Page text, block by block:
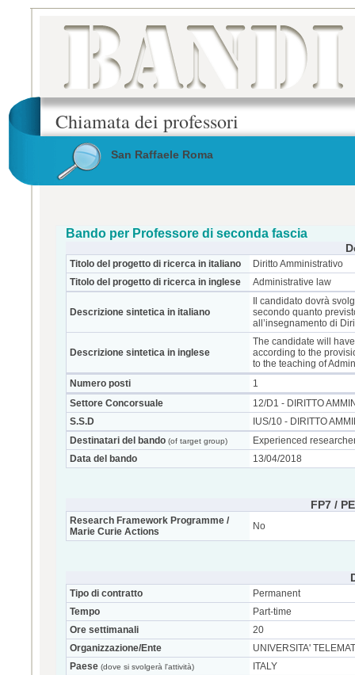
Chiamata dei professori
San Raffaele Roma
Bando per Professore di seconda fascia
Titolo del progetto di ricerca in italiano
Diritto Amministrativo
Titolo del progetto di ricerca in inglese
Administrative law
Descrizione sintetica in italiano
Il candidato dovrà
secondo quanto
all’insegnamento di
Descrizione sintetica in inglese
The candidate will
according to the
to the teaching of
Numero posti
1
Settore Concorsuale
12/D1 - DIRITTO
S.S.D
IUS/10 - DIRITTO
Destinatari del bando (of target group)
Experienced
Data del bando
13/04/2018
FP7 /
Research Framework Programme /
Marie Curie Actions
No
Tipo di contratto
Permanent
Tempo
Part-time
Ore settimanali
20
Organizzazione/Ente
UNIVERSITA'
Paese (dove si svolgerà l'attività)
ITALY